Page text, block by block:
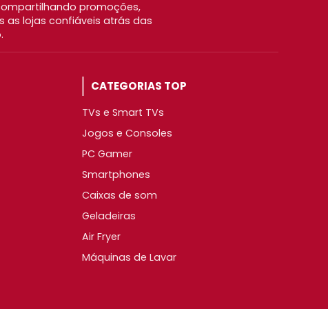
promoções,
as lojas confiáveis atrás das
CATEGORIAS TOP
TVs e Smart TVs
Jogos e Consoles
PC Gamer
Smartphones
Caixas de som
Geladeiras
Air Fryer
Máquinas de Lavar